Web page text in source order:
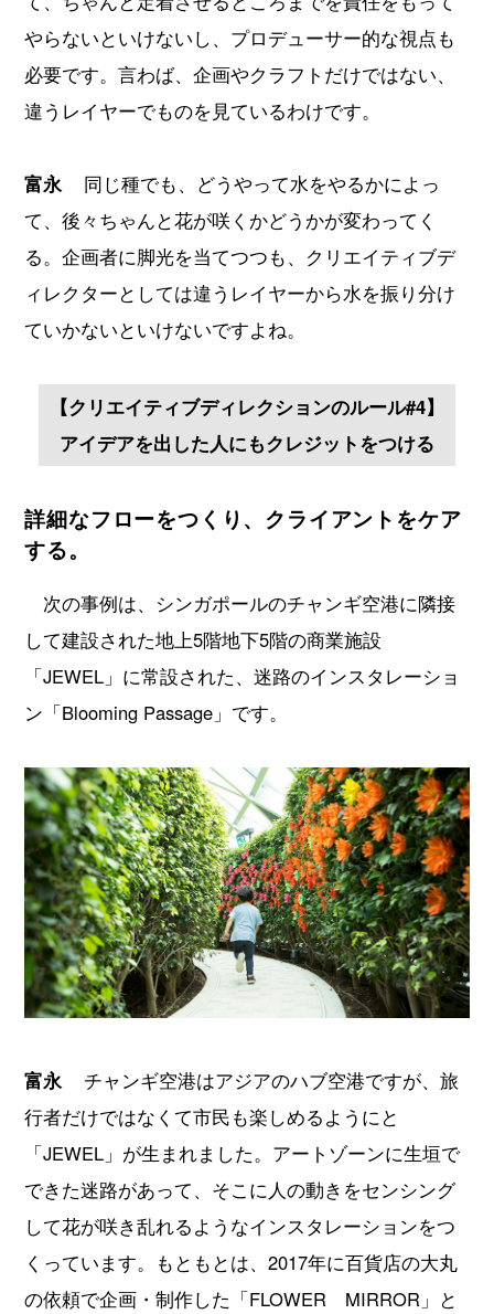
やらないといけないし、プロデューサー的な視点も
必要です。言わば、企画やクラフトだけではない、
違うレイヤーでものを見ているわけです。
富永
同じ種でも、どうやって水をやるかによっ
て、後々ちゃんと花が咲くかどうかが変わってく
る。企画者に脚光を当てつつも、クリエイティブデ
ィレクターとしては違うレイヤーから水を振り分け
ていかないといけないですよね。
【クリエイティブディレクションのルール#4】
アイデアを出した人にもクレジットをつける
詳細なフローをつくり、クライアントをケア
する。
次の事例は、シンガポールのチャンギ空港に隣接
して建設された地上5階地下5階の商業施設
「JEWEL」に常設された、迷路のインスタレーショ
ン「Blooming Passage」です。
富永
チャンギ空港はアジアのハブ空港ですが、旅
行者だけではなくて市民も楽しめるようにと
「JEWEL」が生まれました。アートゾーンに生垣で
できた迷路があって、そこに人の動きをセンシング
して花が咲き乱れるようなインスタレーションをつ
くっています。もともとは、2017年に百貨店の大丸
の依頼で企画・制作した「FLOWER MIRROR」と